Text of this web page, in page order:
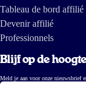
Ik ben tevreden over
Tableau de bord affilié
Devenir affilié
Professionnels
Blijf op de
Meld je aan voor onze nieuwsbrief
Nom